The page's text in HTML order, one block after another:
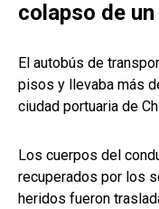
colapso de
El autobús de
pisos y llevaba más
ciudad portuaria de
Los cuerpos del
recuperados por los
heridos fueron